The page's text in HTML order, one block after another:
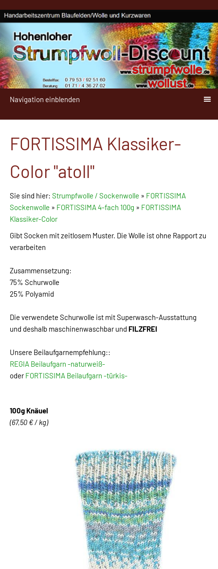
Navigation einblenden
FORTISSIMA Klassiker-
Color "atoll"
Sie sind hier: Strumpfwolle / Sockenwolle » FORTISSIMA
Sockenwolle » FORTISSIMA 4-fach 100g » FORTISSIMA
Klassiker-Color
Gibt Socken mit zeitlosem Muster. Die Wolle ist ohne Rapport zu
verarbeiten
Zusammensetzung:
75% Schurwolle
25% Polyamid
Die verwendete Schurwolle ist mit Superwasch-Ausstattung
und deshalb maschinenwaschbar und FILZFREI
Unsere Beilaufgarnempfehlung::
REGIA Beilaufgarn -naturweiß-
oderFORTISSIMA Beilaufgarn -türkis-
100g Knäuel
(67,50 € / kg)